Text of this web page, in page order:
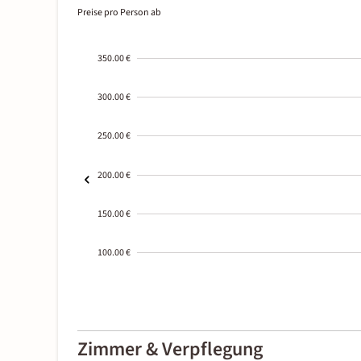
Preise pro Person ab
350.00 €
300.00 €
250.00 €
200.00 €
150.00 €
100.00 €
01-02
Zimmer & Verpflegung